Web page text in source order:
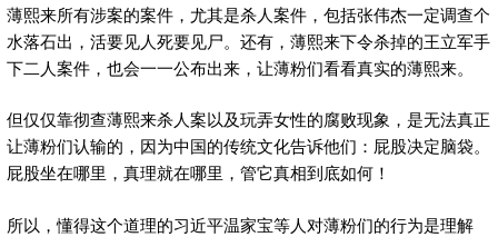
薄熙来所有涉案的案件，尤其是杀人案件，包括张伟杰一定调查个
水落石出，活要见人死要见尸。还有，薄熙来下令杀掉的王立军手
下二人案件，也会一一公布出来，让薄粉们看看真实的薄熙来。
但仅仅靠彻查薄熙来杀人案以及玩弄女性的腐败现象，是无法真正
让薄粉们认输的，因为中国的传统文化告诉他们：屁股决定脑袋。
屁股坐在哪里，真理就在哪里，管它真相到底如何！
所以，懂得这个道理的习近平温家宝等人对薄粉们的行为是理解